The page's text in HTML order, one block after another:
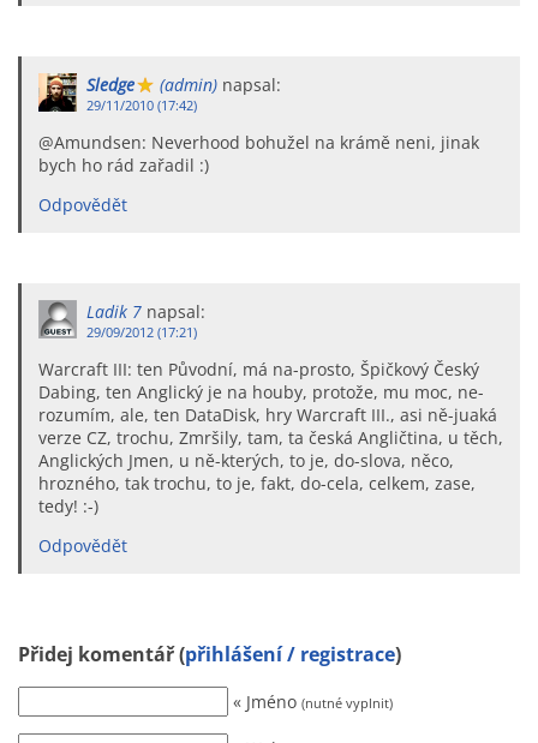
Sledge (admin) napsal:
29/11/2010 (17:42)
@Amundsen: Neverhood bohužel na krámě neni, jinak
bych ho rád zařadil :)
Odpovědět
Ladik 7 napsal:
29/09/2012 (17:21)
Warcraft III: ten Původní, má na-prosto, Špičkový Český
Dabing, ten Anglický je na houby, protože, mu moc, ne-
rozumím, ale, ten DataDisk, hry Warcraft III., asi ně-juaká
verze CZ, trochu, Zmršily, tam, ta česká Angličtina, u těch,
Anglických Jmen, u ně-kterých, to je, do-slova, něco,
hrozného, tak trochu, to je, fakt, do-cela, celkem, zase,
tedy! :-)
Odpovědět
Přidej komentář (přihlášení / registrace)
« Jméno (nutné vyplnit)